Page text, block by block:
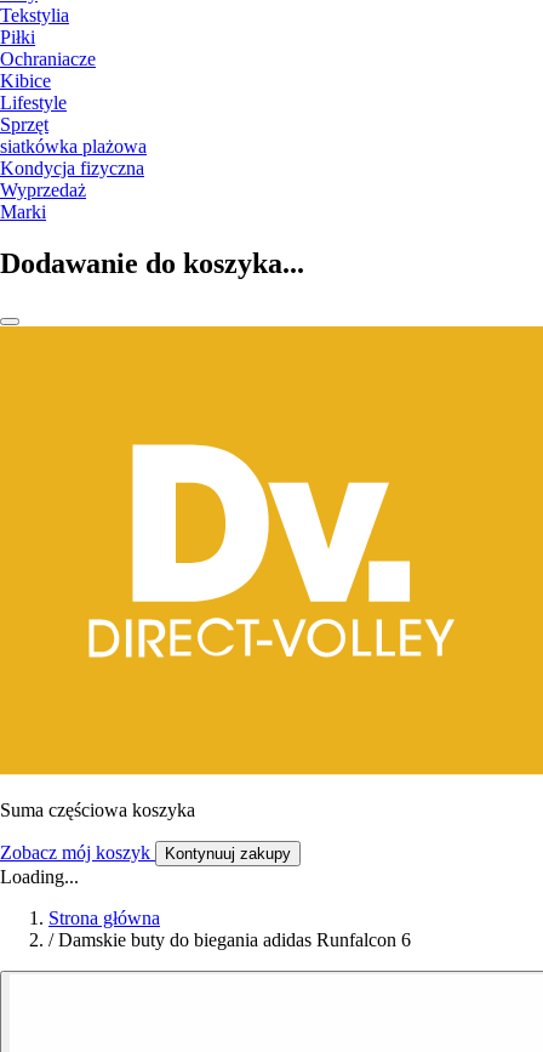
Tekstylia
Piłki
Ochraniacze
Kibice
Lifestyle
Sprzęt
siatkówka plażowa
Kondycja fizyczna
Wyprzedaż
Marki
Dodawanie do koszyka...
Suma częściowa koszyka
Zobacz mój koszyk Kontynuuj zakupy
Loading...
Strona główna
/ Damskie buty do biegania adidas Runfalcon 6